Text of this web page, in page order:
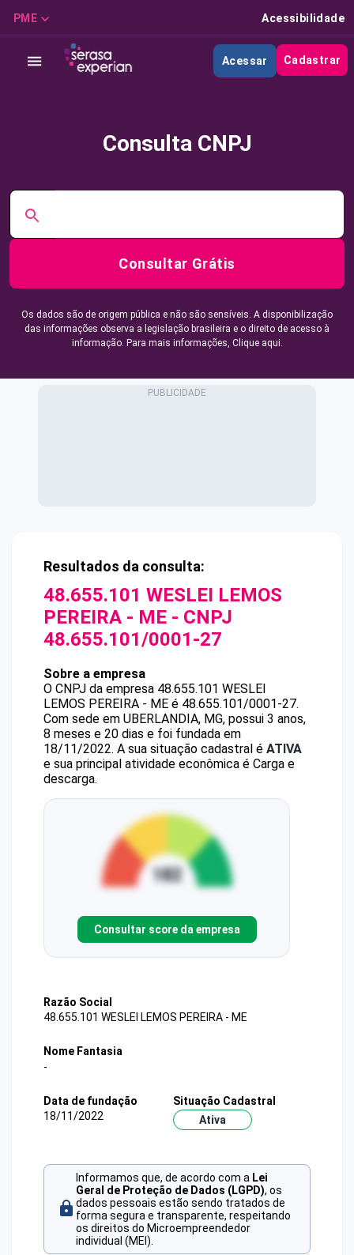
PME Acessibilidade
Acessar Cadastrar
Consulta CNPJ
Consultar Grátis
Os dados são de origem pública e não são sensíveis. A disponibilização
das informações observa a legislação brasileira e o direito de acesso à
informação. Para mais informações, Clique aqui.
Resultados da consulta:
48.655.101 WESLEI LEMOS
PEREIRA - ME - CNPJ
48.655.101/0001-27
Sobre a empresa
O CNPJ da empresa 48.655.101 WESLEI
LEMOS PEREIRA - ME é 48.655.101/0001-27.
Com sede em UBERLANDIA, MG, possui 3 anos,
8 meses e 20 dias e foi fundada em
18/11/2022. A sua situação cadastral é ATIVA
e sua principal atividade econômica é Carga e
descarga.
Consultar score da empresa
Razão Social
48.655.101 WESLEI LEMOS PEREIRA - ME
Nome Fantasia
-
Data de fundação
18/11/2022
Situação Cadastral
Ativa
Informamos que, de acordo com a Lei
Geral de Proteção de Dados (LGPD), os
dados pessoais estão sendo tratados de
forma segura e transparente, respeitando
os direitos do Microempreendedor
individual (MEI).